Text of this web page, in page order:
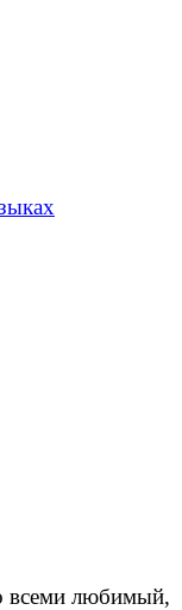
всеми любимый,